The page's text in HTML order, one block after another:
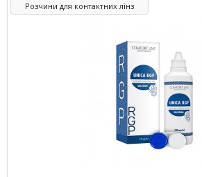
Розчини для контактних лінз